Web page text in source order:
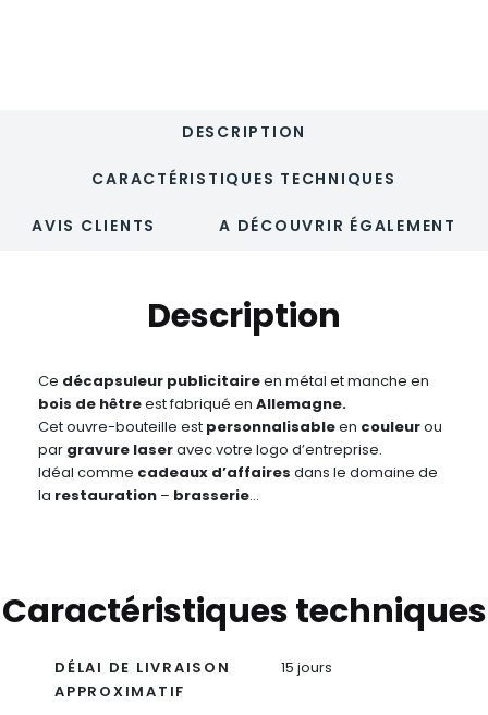
DESCRIPTION
CARACTÉRISTIQUES TECHNIQUES
AVIS CLIENTS A DÉCOUVRIR ÉGALEMENT
Description
Ce décapsuleur publicitaireen métal et manche en
bois de hêtreest fabriqué en Allemagne.
Cet ouvre-bouteille est personnalisableen couleurou
par gravure laseravec votre logo d’entreprise.
Idéal comme cadeaux d’affaires dans le domaine de
la restauration – brasserie…
Caractéristiques techniques
DÉLAI DE LIVRAISON
APPROXIMATIF
15 jours